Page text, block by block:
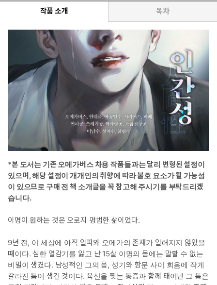
시 이명에게 매료되고 만다.
* 공2: 한지완(23) 날 때부터 황금수저를 입에 물고 태어났다. 무기
상인 아버지가 늘그막에 첩에게서 본 막내아들로, 평생 끔찍한 애정
을 받고 살았다. 한없이 날아갈 듯한 가벼움과 고압적인 태도를 동
시에 가진 구제 못 할 망나니. 독특한 심미안으로 미술품을 수집하
는 동시에 마음에 드는 남자들도 수집하고 있다. 제 손에 떨어진 노
리갯감을 질릴 때까지 괴롭히고 굴리다가 질리면 쫓아내기를 반복
해 왔다.
* 수: 이이명(24) 아버지의 병으로 가세가 기울어진 후 십대 때부터
닥치지 않고 갖은 일을 다 하며 돈을 벌었다. 누구나 돌아볼 정도의
잘생긴 외모를 가지고 있지만, 삶의 무게가 무겁게 내려앉은 그의
얼굴은 조용히 처연하다. 성격이 덤덤하고 과묵해 감정적으로 크게
동요하거나 눈물을 흘리는 일이 별로 없다. 높은 연봉을 제시한 채
용 공고를 보고 한지완의 사설경호원에 지원하게 된다. 그것이 덫
인 줄은 꿈에도 모른 채.
계가 주는 긴장과 메시지가 있는 작품을 보고 싶을 때
* 공감 글귀: 아리스토텔레스가 말하길 ‘인간은 짐승 이상이거나,
혹은, 짐승 이하이다.’
작품 소개 목차
*본 도서는 기존 오메가버스 차용 작품들과는 달리 변형된 설정이
있으며, 해당 설정이 개개인의 취향에 따라 불호 요소가 될 가능성
이 있으므로 구매 전 책 소개글을 꼭 참고해 주시기를 부탁드리겠
습니다.
이명이 원하는 것은 오로지 평범한 삶이었다.
9년 전, 이 세상에 아직 알파와 오메가의 존재가 알려지지 않았을
때이다. 심한 열감기를 앓고 난 15살 이명의 몸에는 말할 수 없는
비밀이 생겼다. 남성적인 그의 몸, 성기와 항문 사이 회음에 작게
갈라진 틈이 생긴 것이다. 육신을 찢는 통증과 함께 태어난 그 틈은